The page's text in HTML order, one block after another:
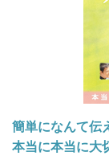
簡単になんて伝
本当に本当に大